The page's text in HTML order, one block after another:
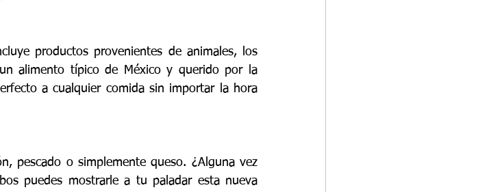
productos provenientes de animales, los
alimento típico de México y querido por la
a cualquier comida sin importar la hora
pescado o simplemente queso. ¿Alguna vez
puedes mostrarle a tu paladar esta nueva